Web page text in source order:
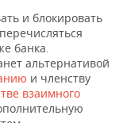
и блокировать
банка.
альтернативой
и членству
взаимного